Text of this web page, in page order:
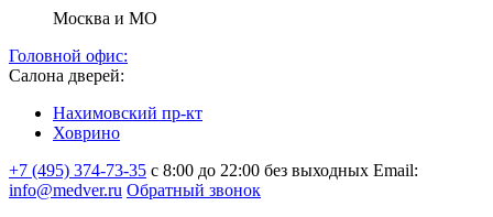
Москва и МО
Головной офис:
Салона дверей:
Нахимовский пр-кт
Ховрино
+7 (495) 374-73-35 с 8:00 до 22:00 без выходных Email:
info@medver.ru Обратный звонок